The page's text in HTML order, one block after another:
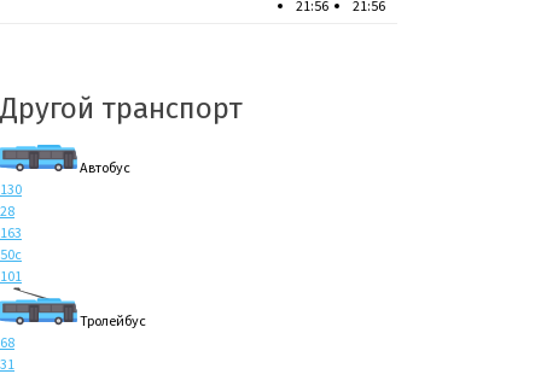
21:56
21:56
Другой транспорт
Автобус
130
28
163
50с
101
Тролейбус
68
31